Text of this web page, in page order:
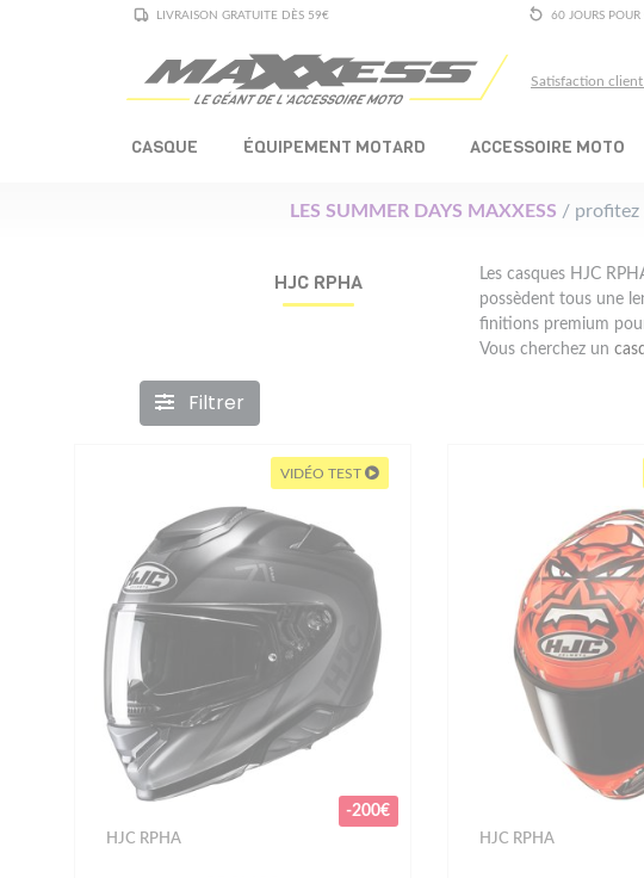
LIVRAISON GRATUITE DÈS 59€ 60 JOURS
Satisfaction
CASQUE ÉQUIPEMENT MOTARD ACCESSOIRE MOTO
LES SUMMER DAYS MAXXESS / profitez
HJC RPHA
Les casques HJC
possèdent tous une
finitions premium
Vous cherchez un
Filtrer
VIDÉO TEST
-200€
HJC RPHA HJC RPHA